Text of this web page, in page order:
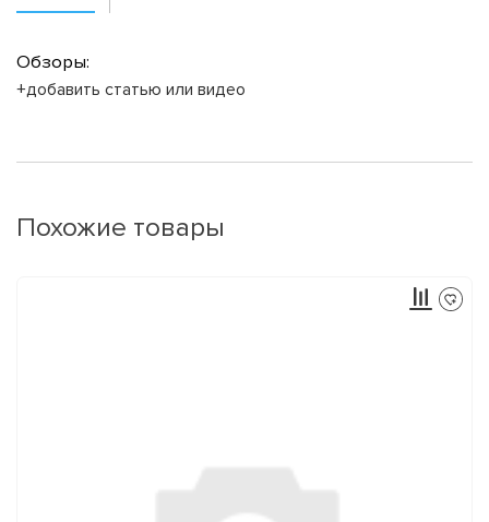
Обзоры:
+добавить статью или видео
Похожие товары